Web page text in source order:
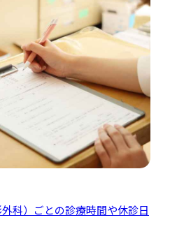
科）ごとの診療時間や休診日